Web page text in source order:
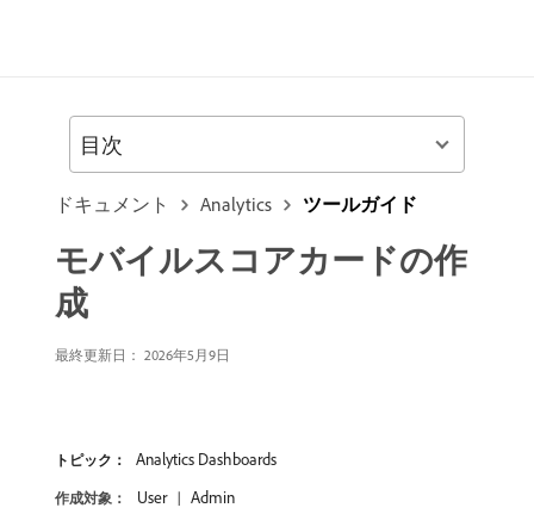
ドキュメント Analytics ツールガイド
モバイルスコアカードの作
成
最終更新日： 2026年5月9日
トピック： Analytics Dashboards
作成対象： User Admin
目次